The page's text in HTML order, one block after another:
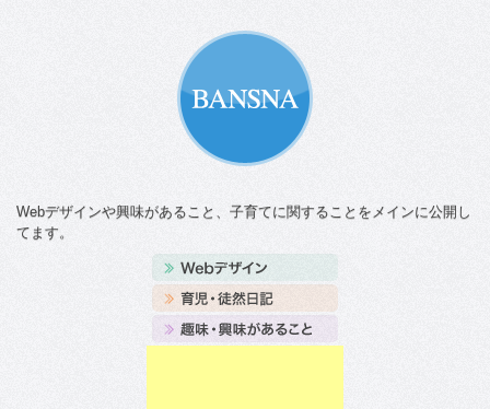
Webデザインや興味があること、子育てに関することをメインに公開し
てます。